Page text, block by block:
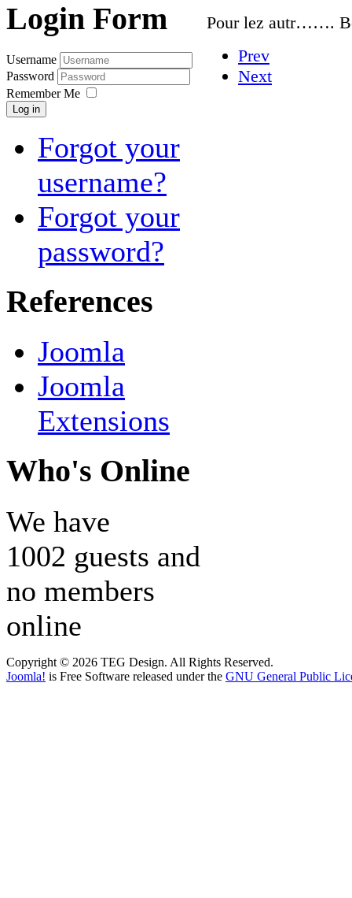
Login Form
Username
Password
Remember Me
Log in
Forgot your
username?
Forgot your
password?
References
Joomla
Joomla
Extensions
Who's Online
We have
1002 guests and
no members
online
Pour lez autr…….
Prev
Next
Copyright © 2026 TEG Design. All Rights Reserved.
Joomla! is Free Software released under the GNU General Public